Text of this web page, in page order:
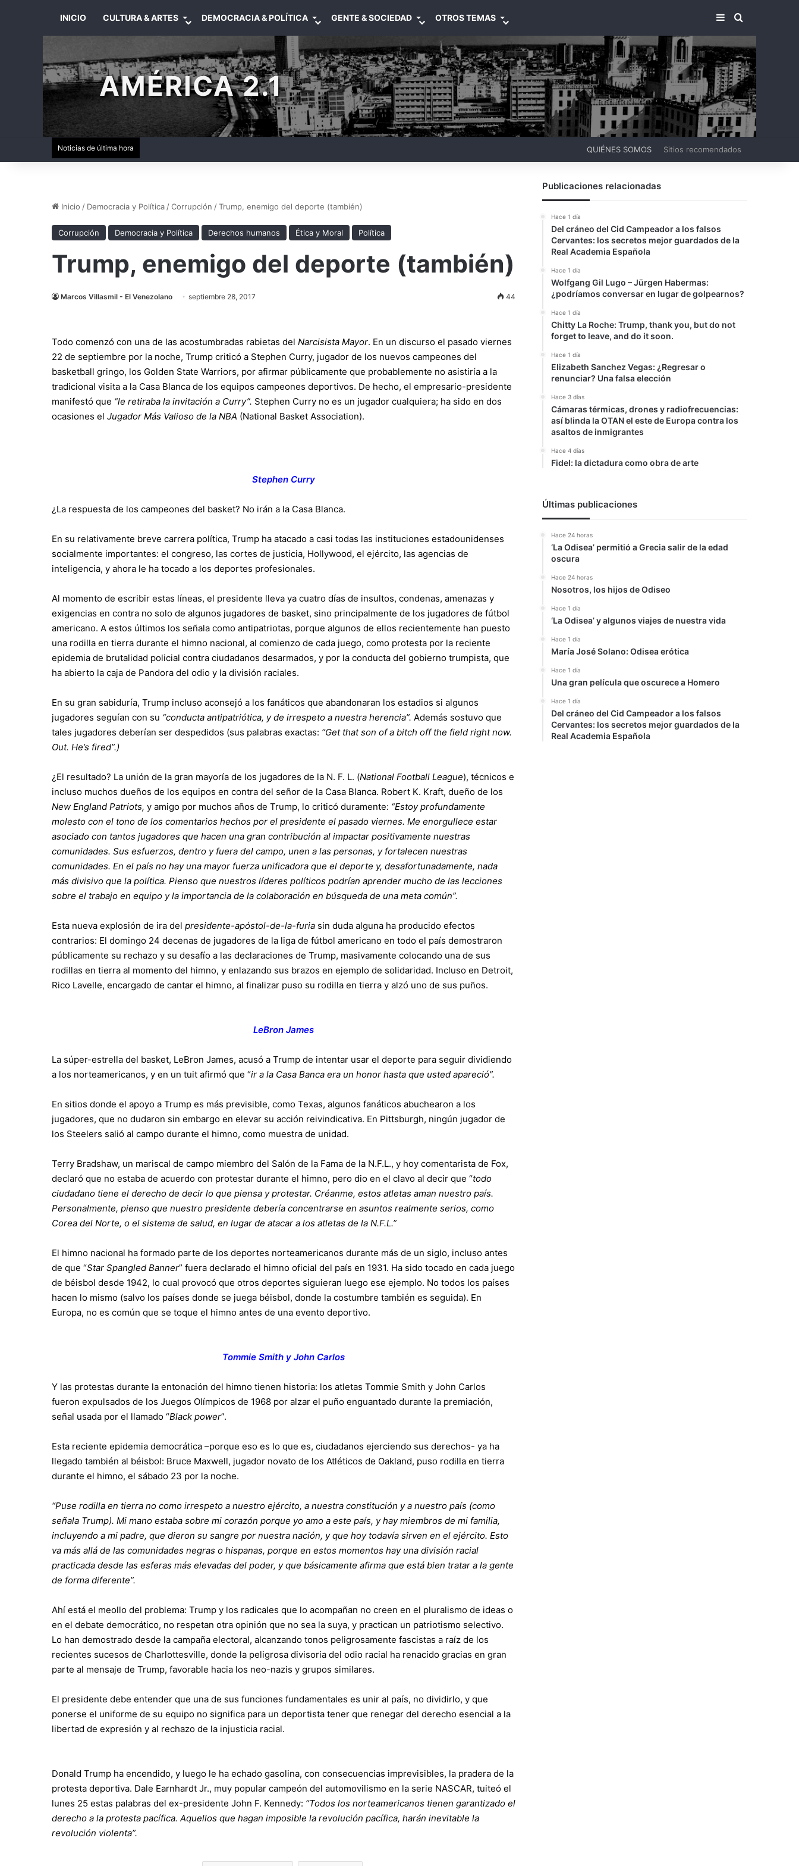
INICIO CULTURA & ARTES DEMOCRACIA & POLÍTICA GENTE & SOCIEDAD OTROS TEMAS BARRA LATERAL
BUSCAR
AMÉRICA 2.1
Noticias de última hora QUIÉNES SOMOS Sitios recomendados
Inicio / Democracia y Política /Corrupción /Trump, enemigo del deporte (también)
Corrupción Democracia y Política Derechos humanos Ética y Moral Política
Trump, enemigo del deporte (también)
Marcos Villasmil - El Venezolano septiembre 28, 2017 44
Todo comenzó con una de las acostumbradas rabietas del Narcisista Mayor. En un discurso el pasado viernes
22 de septiembre por la noche, Trump criticó a Stephen Curry, jugador de los nuevos campeones del
basketball gringo, los Golden State Warriors, por afirmar públicamente que probablemente no asistiría a la
tradicional visita a la Casa Blanca de los equipos campeones deportivos. De hecho, el empresario-presidente
manifestó que “le retiraba la invitación a Curry”. Stephen Curry no es un jugador cualquiera; ha sido en dos
ocasiones el Jugador Más Valioso de la NBA (National Basket Association).
Stephen Curry
¿La respuesta de los campeones del basket? No irán a la Casa Blanca.
En su relativamente breve carrera política, Trump ha atacado a casi todas las instituciones estadounidenses
socialmente importantes: el congreso, las cortes de justicia, Hollywood, el ejército, las agencias de
inteligencia, y ahora le ha tocado a los deportes profesionales.
Al momento de escribir estas líneas, el presidente lleva ya cuatro días de insultos, condenas, amenazas y
exigencias en contra no solo de algunos jugadores de basket, sino principalmente de los jugadores de fútbol
americano. A estos últimos los señala como antipatriotas, porque algunos de ellos recientemente han puesto
una rodilla en tierra durante el himno nacional, al comienzo de cada juego, como protesta por la reciente
epidemia de brutalidad policial contra ciudadanos desarmados, y por la conducta del gobierno trumpista, que
ha abierto la caja de Pandora del odio y la división raciales.
En su gran sabiduría, Trump incluso aconsejó a los fanáticos que abandonaran los estadios si algunos
jugadores seguían con su “conducta antipatriótica, y de irrespeto a nuestra herencia”. Además sostuvo que
tales jugadores deberían ser despedidos (sus palabras exactas: “Get that son of a bitch off the field right now.
Out. He’s fired”.)
¿El resultado? La unión de la gran mayoría de los jugadores de la N. F. L. (National Football League), técnicos e
incluso muchos dueños de los equipos en contra del señor de la Casa Blanca. Robert K. Kraft, dueño de los
New England Patriots, y amigo por muchos años de Trump, lo criticó duramente: “Estoy profundamente
molesto con el tono de los comentarios hechos por el presidente el pasado viernes. Me enorgullece estar
asociado con tantos jugadores que hacen una gran contribución al impactar positivamente nuestras
comunidades. Sus esfuerzos, dentro y fuera del campo, unen a las personas, y fortalecen nuestras
comunidades. En el país no hay una mayor fuerza unificadora que el deporte y, desafortunadamente, nada
más divisivo que la política. Pienso que nuestros líderes políticos podrían aprender mucho de las lecciones
sobre el trabajo en equipo y la importancia de la colaboración en búsqueda de una meta común”.
Esta nueva explosión de ira del presidente-apóstol-de-la-furia sin duda alguna ha producido efectos
contrarios: El domingo 24 decenas de jugadores de la liga de fútbol americano en todo el país demostraron
públicamente su rechazo y su desafío a las declaraciones de Trump, masivamente colocando una de sus
rodillas en tierra al momento del himno, y enlazando sus brazos en ejemplo de solidaridad. Incluso en Detroit,
Rico Lavelle, encargado de cantar el himno, al finalizar puso su rodilla en tierra y alzó uno de sus puños.
LeBron James
La súper-estrella del basket, LeBron James, acusó a Trump de intentar usar el deporte para seguir dividiendo
a los norteamericanos, y en un tuit afirmó que “ir a la Casa Banca era un honor hasta que usted apareció”.
En sitios donde el apoyo a Trump es más previsible, como Texas, algunos fanáticos abuchearon a los
jugadores, que no dudaron sin embargo en elevar su acción reivindicativa. En Pittsburgh, ningún jugador de
los Steelers salió al campo durante el himno, como muestra de unidad.
Terry Bradshaw, un mariscal de campo miembro del Salón de la Fama de la N.F.L., y hoy comentarista de Fox,
declaró que no estaba de acuerdo con protestar durante el himno, pero dio en el clavo al decir que “todo
ciudadano tiene el derecho de decir lo que piensa y protestar. Créanme, estos atletas aman nuestro país.
Personalmente, pienso que nuestro presidente debería concentrarse en asuntos realmente serios, como
Corea del Norte, o el sistema de salud, en lugar de atacar a los atletas de la N.F.L.”
El himno nacional ha formado parte de los deportes norteamericanos durante más de un siglo, incluso antes
de que “Star Spangled Banner” fuera declarado el himno oficial del país en 1931. Ha sido tocado en cada juego
de béisbol desde 1942, lo cual provocó que otros deportes siguieran luego ese ejemplo. No todos los países
hacen lo mismo (salvo los países donde se juega béisbol, donde la costumbre también es seguida). En
Europa, no es común que se toque el himno antes de una evento deportivo.
Tommie Smith y John Carlos
Y las protestas durante la entonación del himno tienen historia: los atletas Tommie Smith y John Carlos
fueron expulsados de los Juegos Olímpicos de 1968 por alzar el puño enguantado durante la premiación,
señal usada por el llamado “Black power”.
Esta reciente epidemia democrática –porque eso es lo que es, ciudadanos ejerciendo sus derechos- ya ha
llegado también al béisbol: Bruce Maxwell, jugador novato de los Atléticos de Oakland, puso rodilla en tierra
durante el himno, el sábado 23 por la noche.
“Puse rodilla en tierra no como irrespeto a nuestro ejército, a nuestra constitución y a nuestro país (como
señala Trump). Mi mano estaba sobre mi corazón porque yo amo a este país, y hay miembros de mi familia,
incluyendo a mi padre, que dieron su sangre por nuestra nación, y que hoy todavía sirven en el ejército. Esto
va más allá de las comunidades negras o hispanas, porque en estos momentos hay una división racial
practicada desde las esferas más elevadas del poder, y que básicamente afirma que está bien tratar a la gente
de forma diferente”.
Ahí está el meollo del problema: Trump y los radicales que lo acompañan no creen en el pluralismo de ideas o
en el debate democrático, no respetan otra opinión que no sea la suya, y practican un patriotismo selectivo.
Lo han demostrado desde la campaña electoral, alcanzando tonos peligrosamente fascistas a raíz de los
recientes sucesos de Charlottesville, donde la peligrosa divisoria del odio racial ha renacido gracias en gran
parte al mensaje de Trump, favorable hacia los neo-nazis y grupos similares.
El presidente debe entender que una de sus funciones fundamentales es unir al país, no dividirlo, y que
ponerse el uniforme de su equipo no significa para un deportista tener que renegar del derecho esencial a la
libertad de expresión y al rechazo de la injusticia racial.
Donald Trump ha encendido, y luego le ha echado gasolina, con consecuencias imprevisibles, la pradera de la
protesta deportiva. Dale Earnhardt Jr., muy popular campeón del automovilismo en la serie NASCAR, tuiteó el
lunes 25 estas palabras del ex-presidente John F. Kennedy: “Todos los norteamericanos tienen garantizado el
derecho a la protesta pacífica. Aquellos que hagan imposible la revolución pacífica, harán inevitable la
revolución violenta”.
Publicaciones relacionadas
Hace 1 día
Del cráneo del Cid Campeador a los falsos
Cervantes: los secretos mejor guardados de la
Real Academia Española
Hace 1 día
Wolfgang Gil Lugo – Jürgen Habermas:
¿podríamos conversar en lugar de golpearnos?
Hace 1 día
Chitty La Roche: Trump, thank you, but do not
forget to leave, and do it soon.
Hace 1 día
Elizabeth Sanchez Vegas: ¿Regresar o
renunciar? Una falsa elección
Hace 3 días
Cámaras térmicas, drones y radiofrecuencias:
así blinda la OTAN el este de Europa contra los
asaltos de inmigrantes
Hace 4 días
Fidel: la dictadura como obra de arte
Últimas publicaciones
Hace 24 horas
‘La Odisea’ permitió a Grecia salir de la edad
oscura
Hace 24 horas
Nosotros, los hijos de Odiseo
Hace 1 día
‘La Odisea’ y algunos viajes de nuestra vida
Hace 1 día
María José Solano: Odisea erótica
Hace 1 día
Una gran película que oscurece a Homero
Hace 1 día
Del cráneo del Cid Campeador a los falsos
Cervantes: los secretos mejor guardados de la
Real Academia Española